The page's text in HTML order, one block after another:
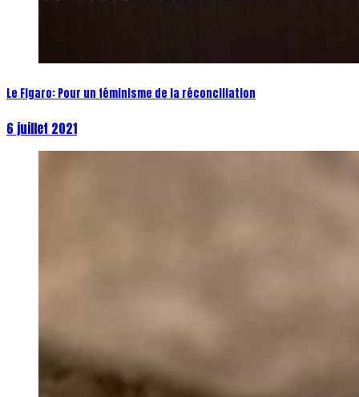
Le Figaro: Pour un féminisme de la réconciliation
6 juillet 2021